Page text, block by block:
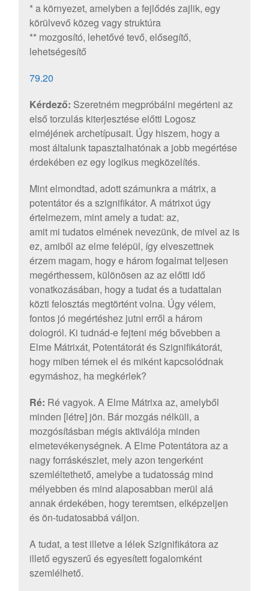
* a környezet, amelyben a fejlődés zajlik, egy
körülvevő közeg vagy struktúra
** mozgosító, lehetővé tevő, elősegítő,
lehetségesítő
79.20
Kérdező: Szeretném megpróbálni megérteni az
első torzulás kiterjesztése előtti Logosz
elméjének archetípusait. Úgy hiszem, hogy a
most általunk tapasztalhatónak a jobb megértése
érdekében ez egy logikus megközelítés.
Mint elmondtad, adott számunkra a mátrix, a
potentátor és a szignifikátor. A mátrixot úgy
értelmezem, mint amely a tudat: az,
amit mi tudatos elmének nevezünk, de mivel az is
ez, amiből az elme felépül, így elveszettnek
érzem magam, hogy e három fogalmat teljesen
megérthessem, különösen az az előtti idő
vonatkozásában, hogy a tudat és a tudattalan
közti felosztás megtörtént volna. Úgy vélem,
fontos jó megértéshez jutni erről a három
dologról. Ki tudnád-e fejteni még bővebben a
Elme Mátrixát, Potentátorát és Szignifikátorát,
hogy miben térnek el és miként kapcsolódnak
egymáshoz, ha megkérlek?
Ré: Ré vagyok. A Elme Mátrixa az, amelyből
minden [létre] jön. Bár mozgás nélküli, a
mozgósításban mégis aktiválója minden
elmetevékenységnek. A Elme Potentátora az a
nagy forráskészlet, mely azon tengerként
szemléltethető, amelybe a tudatosság mind
mélyebben és mind alaposabban merül alá
annak érdekében, hogy teremtsen, elképzeljen
és ön-tudatosabbá váljon.
A tudat, a test illetve a lélek Szignifikátora az
illető egyszerű és egyesített fogalomként
szemlélhető.